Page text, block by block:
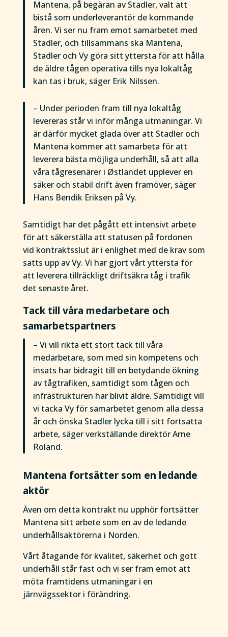
Mantena, på begäran av Stadler, valt att
bistå som underleverantör de kommande
åren. Vi ser nu fram emot samarbetet med
Stadler, och tillsammans ska Mantena,
Stadler och Vy göra sitt yttersta för att hålla
de äldre tågen operativa tills nya lokaltåg
kan tas i bruk, säger Erik Nilssen.
– Under perioden fram till nya lokaltåg
levereras står vi inför många utmaningar. Vi
är därför mycket glada över att Stadler och
Mantena kommer att samarbeta för att
leverera bästa möjliga underhåll, så att alla
våra tågresenärer i Østlandet upplever en
säker och stabil drift även framöver, säger
Hans Bendik Eriksen på Vy.
Samtidigt har det pågått ett intensivt arbete
för att säkerställa att statusen på fordonen
vid kontraktsslut är i enlighet med de krav som
satts upp av Vy. Vi har gjort vårt yttersta för
att leverera tillräckligt driftsäkra tåg i trafik
det senaste året.
Tack till våra medarbetare och
samarbetspartners
– Vi vill rikta ett stort tack till våra
medarbetare, som med sin kompetens och
insats har bidragit till en betydande ökning
av tågtrafiken, samtidigt som tågen och
infrastrukturen har blivit äldre. Samtidigt vill
vi tacka Vy för samarbetet genom alla dessa
år och önska Stadler lycka till i sitt fortsatta
arbete, säger verkställande direktör Arne
Roland.
Mantena fortsätter som en ledande
aktör
Även om detta kontrakt nu upphör fortsätter
Mantena sitt arbete som en av de ledande
underhållsaktörerna i Norden.
Vårt åtagande för kvalitet, säkerhet och gott
underhåll står fast och vi ser fram emot att
möta framtidens utmaningar i en
järnvägssektor i förändring.